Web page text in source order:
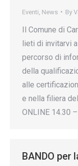
Eventi News By
Il Comune di
lieti di invitarvi
percorso di
della
alle
e nella filiera
ONLINE 14.30
BANDO per